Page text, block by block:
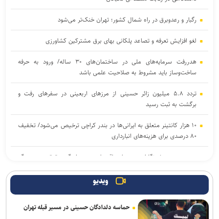
رگبار و رعدوبرق در راه شمال کشور؛ تهران خنک‌تر می‌شود
لغو افزایش تعرفه و تصاعد پلکانی بهای برق مشترکین کشاورزی
هدررفت سرمایه‌های ملی در ساختمان‌های ۳۰ ساله/ ورود به حرفه
ساخت‌وساز باید مشروط به صلاحیت علمی باشد
تردد ۵.۸ میلیون زائر حسینی از مرز‌های اربعینی در سفر‌های رفت و
برگشت به ثبت رسید
۱۰ هزار کانتینر متعلق به ایرانی‌ها در بندر کراچی ترخیص می‌شود/ تخفیف
۸۰ درصدی برای هزینه‌های انبارداری
وزیر صمت: خبرنگاران دیده‌بان اقتصادی و روایتگر حقیقت در جنگ
رکوردشکنی در اولین روز هفته؛ شاخص بورس در ابتدای معاملات بیش از
۱۲۴ هزار واحد افزایش یافت
ویدیو
حماسه دلدادگان حسینی در مسیر قبله تهران